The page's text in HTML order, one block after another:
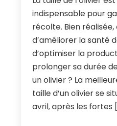
indispensable pour
récolte. Bien réalisée,
d’améliorer la santé
d’optimiser la
prolonger sa durée
un olivier? La
taille d’un olivier se
avril,après les fortes